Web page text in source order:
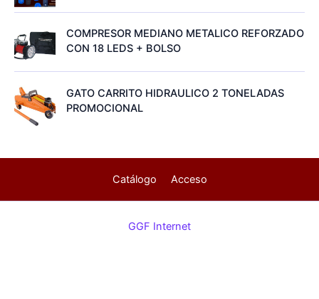
COMPRESOR MEDIANO METALICO REFORZADO
CON 18 LEDS + BOLSO
GATO CARRITO HIDRAULICO 2 TONELADAS
PROMOCIONAL
Catálogo Acceso
GGF Internet